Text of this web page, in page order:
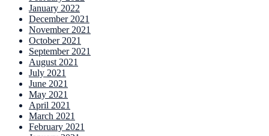
January 2022
December 2021
November 2021
October 2021
September 2021
August 2021
July 2021
June 2021
May 2021
April 2021
March 2021
February 2021